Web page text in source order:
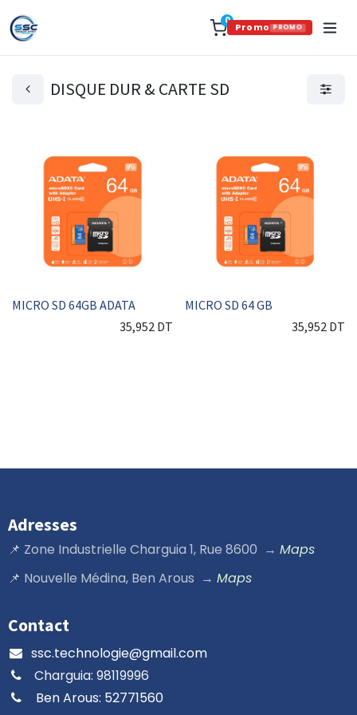
0
Promo PROMO
DISQUE DUR & CARTE SD
MICRO SD 64GB ADATA
35,952 DT
MICRO SD 64 GB
35,952 DT
Adresses
📌 Zone Industrielle Charguia 1, Rue 8600 → Maps​
📌 Nouvelle Médina, Ben Arous → Maps
Contact
ssc.technologie@gmail.com
Charguia: 98119996​
Ben Arous: 52771560